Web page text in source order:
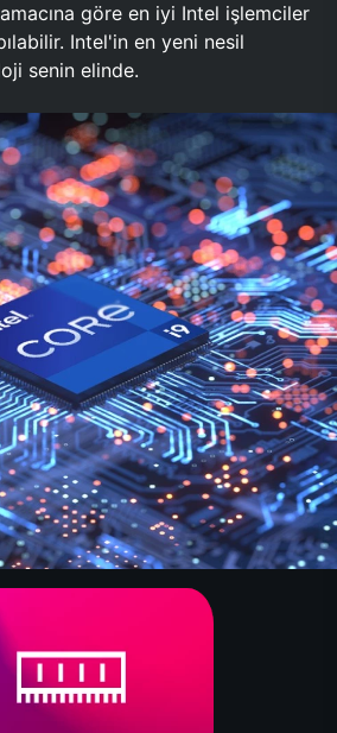
amacına göre en iyi Intel işlemciler
Intel'in en yeni nesil
senin elinde.